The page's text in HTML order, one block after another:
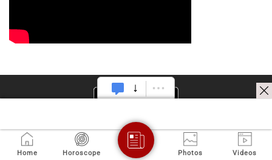
Home Horoscope Photos Videos